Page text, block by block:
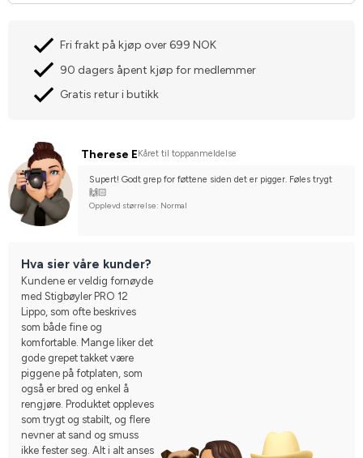
Fri frakt på kjøp over 699 NOK
90 dagers åpent kjøp for medlemmer
Gratis retur i butikk
Therese E Kåret til toppanmeldelse
Supert! Godt grep for føttene siden det er pigger. Føles trygt
🙌🏻
Opplevd størrelse: Normal
Hva sier våre kunder?
Kundene er veldig fornøyde
med Stigbøyler PRO 12
Lippo, som ofte beskrives
som både fine og
komfortable. Mange liker det
gode grepet takket være
piggene på fotplaten, som
også er bred og enkel å
rengjøre. Produktet oppleves
som trygt og stabilt, og flere
nevner at sand og smuss
ikke fester seg. Alt i alt anses